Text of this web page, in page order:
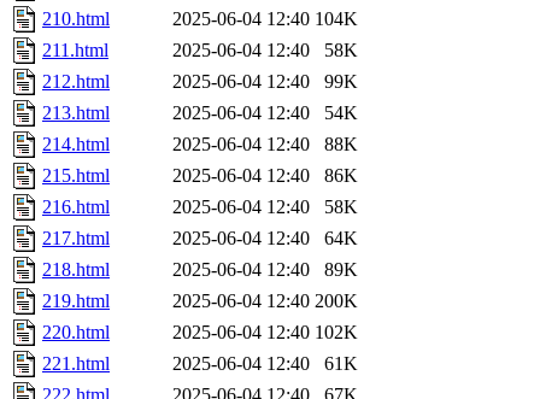
210.html
2025-06-04 12:40 104K
211.html
2025-06-04 12:40
58K
212.html
2025-06-04 12:40
99K
213.html
2025-06-04 12:40
54K
214.html
2025-06-04 12:40
88K
215.html
2025-06-04 12:40
86K
216.html
2025-06-04 12:40
58K
217.html
2025-06-04 12:40
64K
218.html
2025-06-04 12:40
89K
219.html
2025-06-04 12:40 200K
220.html
2025-06-04 12:40 102K
221.html
2025-06-04 12:40
61K